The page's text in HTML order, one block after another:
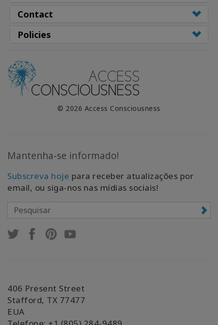
Contact
Policies
© 2026 Access Consciousness
Mantenha-se informado!
Subscreva hoje para receber atualizações por
email, ou siga-nos nas mídias sociais!
406 Present Street
Stafford, TX 77477
EUA